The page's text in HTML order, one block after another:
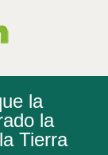
la
la
Tierra